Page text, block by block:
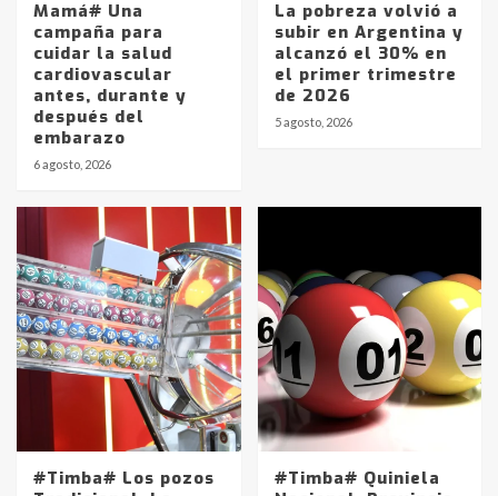
Mamá# Una
campaña para
cuidar la salud
cardiovascular
antes, durante y
después del
embarazo
6 agosto, 2026
La pobreza volvió a
subir en Argentina y
alcanzó el 30% en
el primer trimestre
de 2026
5 agosto, 2026
#Timba# Los pozos
#Timba# Quiniela